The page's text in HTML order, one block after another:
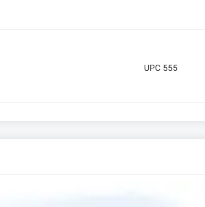
UPC 555